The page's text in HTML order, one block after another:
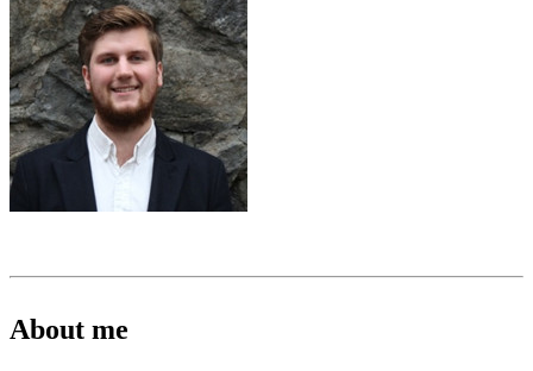
About me